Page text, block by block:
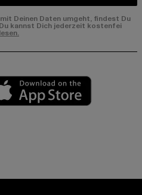
Deinen Daten umgeht, findest Du
kannst Dich jederzeit kostenfei
market